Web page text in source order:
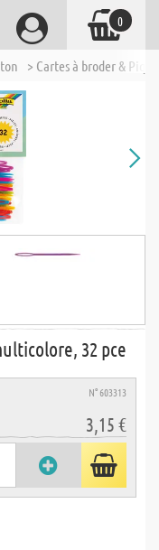
> Cartes à broder &
32 pce
N° 603313
3,15 €
0